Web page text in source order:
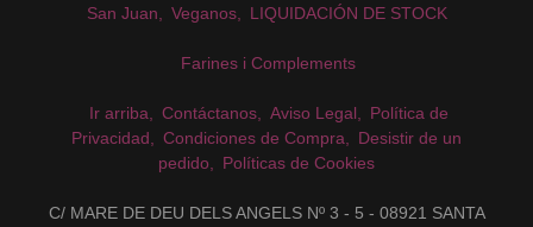
San Juan
Veganos LIQUIDACIÓN DE STOCK
Farines i Complements
Ir arriba Contáctanos Aviso Legal
Política de
Privacidad
Condiciones de Compra
Desistir de un
pedido
Políticas de Cookies
C/ MARE DE DEU DELS ANGELS Nº 3 - 5 - 08921 SANTA